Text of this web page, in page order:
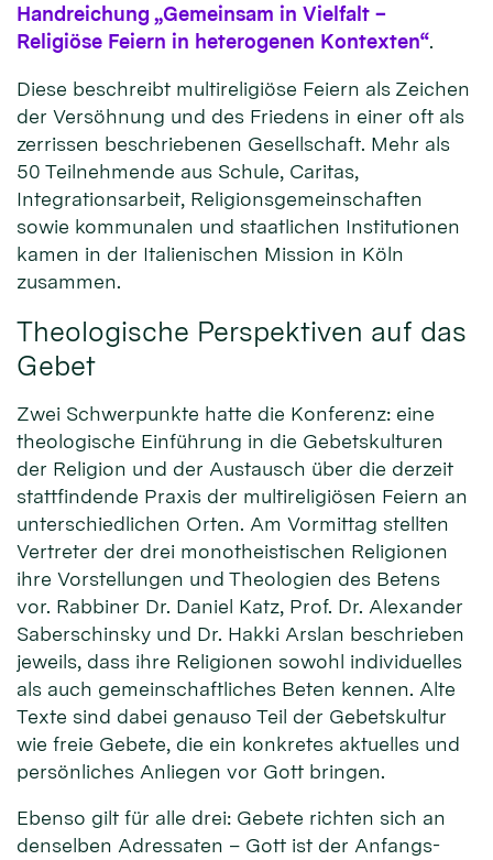
Handreichung „Gemeinsam in Vielfalt –
Religiöse Feiern in heterogenen Kontexten“.
Diese beschreibt multireligiöse Feiern als Zeichen
der Versöhnung und des Friedens in einer oft als
zerrissen beschriebenen Gesellschaft. Mehr als
50 Teilnehmende aus Schule, Caritas,
Integrationsarbeit, Religionsgemeinschaften
sowie kommunalen und staatlichen Institutionen
kamen in der Italienischen Mission in Köln
zusammen.
Theologische Perspektiven auf das
Gebet
Zwei Schwerpunkte hatte die Konferenz: eine
theologische Einführung in die Gebetskulturen
der Religion und der Austausch über die derzeit
stattfindende Praxis der multireligiösen Feiern an
unterschiedlichen Orten. Am Vormittag stellten
Vertreter der drei monotheistischen Religionen
ihre Vorstellungen und Theologien des Betens
vor. Rabbiner Dr. Daniel Katz, Prof. Dr. Alexander
Saberschinsky und Dr. Hakki Arslan beschrieben
jeweils, dass ihre Religionen sowohl individuelles
als auch gemeinschaftliches Beten kennen. Alte
Texte sind dabei genauso Teil der Gebetskultur
wie freie Gebete, die ein konkretes aktuelles und
persönliches Anliegen vor Gott bringen.
Ebenso gilt für alle drei: Gebete richten sich an
denselben Adressaten – Gott ist der Anfangs-